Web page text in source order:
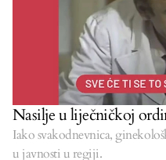
Nasilje u liječničkoj
Iako svakodnevnica,
u javnosti u regiji.